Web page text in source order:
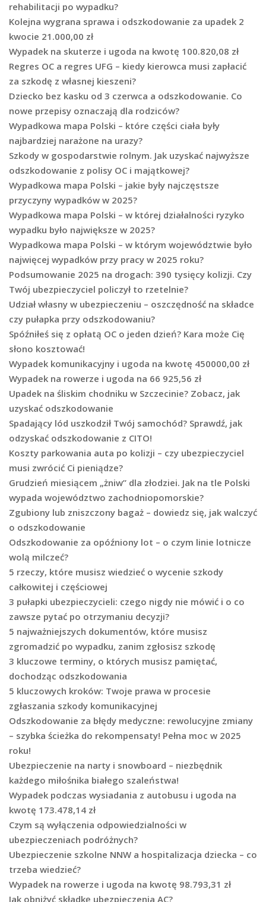
rehabilitacji po wypadku?
Kolejna wygrana sprawa i odszkodowanie za upadek 2
kwocie 21.000,00 zł
Wypadek na skuterze i ugoda na kwotę 100.820,08 zł
Regres OC a regres UFG – kiedy kierowca musi zapłacić
za szkodę z własnej kieszeni?
Dziecko bez kasku od 3 czerwca a odszkodowanie. Co
nowe przepisy oznaczają dla rodziców?
Wypadkowa mapa Polski – które części ciała były
najbardziej narażone na urazy?
Szkody w gospodarstwie rolnym. Jak uzyskać najwyższe
odszkodowanie z polisy OC i majątkowej?
Wypadkowa mapa Polski – jakie były najczęstsze
przyczyny wypadków w 2025?
Wypadkowa mapa Polski – w której działalności ryzyko
wypadku było największe w 2025?
Wypadkowa mapa Polski – w którym województwie było
najwięcej wypadków przy pracy w 2025 roku?
Podsumowanie 2025 na drogach: 390 tysięcy kolizji. Czy
Twój ubezpieczyciel policzył to rzetelnie?
Udział własny w ubezpieczeniu – oszczędność na składce
czy pułapka przy odszkodowaniu?
Spóźniłeś się z opłatą OC o jeden dzień? Kara może Cię
słono kosztować!
Wypadek komunikacyjny i ugoda na kwotę 450000,00 zł
Wypadek na rowerze i ugoda na 66 925,56 zł
Upadek na śliskim chodniku w Szczecinie? Zobacz, jak
uzyskać odszkodowanie
Spadający lód uszkodził Twój samochód? Sprawdź, jak
odzyskać odszkodowanie z CITO!
Koszty parkowania auta po kolizji – czy ubezpieczyciel
musi zwrócić Ci pieniądze?
Grudzień miesiącem „żniw” dla złodziei. Jak na tle Polski
wypada województwo zachodniopomorskie?
Zgubiony lub zniszczony bagaż – dowiedz się, jak walczyć
o odszkodowanie
Odszkodowanie za opóźniony lot – o czym linie lotnicze
wolą milczeć?
5 rzeczy, które musisz wiedzieć o wycenie szkody
całkowitej i częściowej
3 pułapki ubezpieczycieli: czego nigdy nie mówić i o co
zawsze pytać po otrzymaniu decyzji?
5 najważniejszych dokumentów, które musisz
zgromadzić po wypadku, zanim zgłosisz szkodę
3 kluczowe terminy, o których musisz pamiętać,
dochodząc odszkodowania
5 kluczowych kroków: Twoje prawa w procesie
zgłaszania szkody komunikacyjnej
Odszkodowanie za błędy medyczne: rewolucyjne zmiany
– szybka ścieżka do rekompensaty! Pełna moc w 2025
roku!
Ubezpieczenie na narty i snowboard – niezbędnik
każdego miłośnika białego szaleństwa!
Wypadek podczas wysiadania z autobusu i ugoda na
kwotę 173.478,14 zł
Czym są wyłączenia odpowiedzialności w
ubezpieczeniach podróżnych?
Ubezpieczenie szkolne NNW a hospitalizacja dziecka – co
trzeba wiedzieć?
Wypadek na rowerze i ugoda na kwotę 98.793,31 zł
Jak obniżyć składkę ubezpieczenia AC?